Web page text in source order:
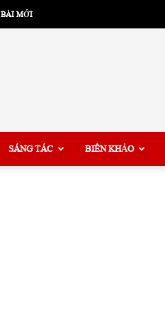
BÀI MỚI
SÁNG TÁC BIÊN KHẢO